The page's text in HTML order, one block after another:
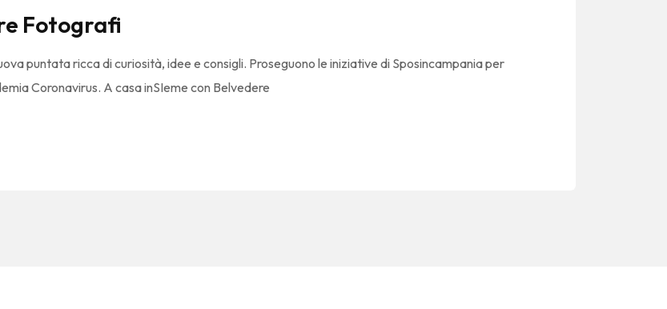
Fotografi
puntata ricca di curiosità, idee e consigli. Proseguono le iniziative di Sposincampania per
Coronavirus. A casa inSIeme con Belvedere